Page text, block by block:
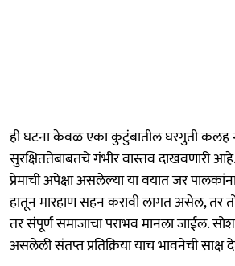
ही घटना केवळ एका कुटुंबातील घरगुती कलह
सुरक्षिततेबाबतचे गंभीर वास्तव दाखवणारी
प्रेमाची अपेक्षा असलेल्या या वयात जर
हातून मारहाण सहन करावी लागत असेल, तर
तर संपूर्ण समाजाचा पराभव मानला जाईल.
असलेली संतप्त प्रतिक्रिया याच भावनेची साक्ष